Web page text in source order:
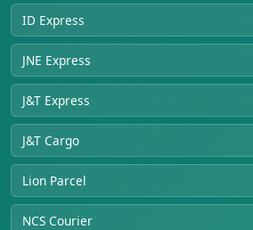
ID Express
JNE Express
J&T Express
J&T Cargo
Lion Parcel
NCS Courier